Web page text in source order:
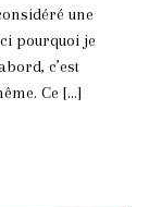
une
pourquoi je
c’est
Ce […]